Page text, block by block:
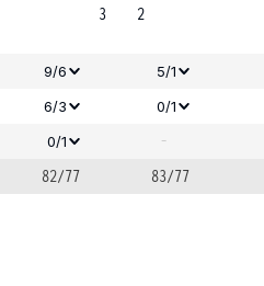
3
2
9/6
5/1
6/3
0/1
0/1
-
82/77 83/77